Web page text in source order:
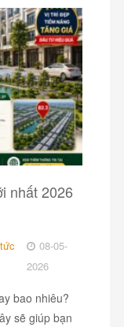
nhất 2026
08-05-
2026
bao nhiêu?
sẽ giúp bạn